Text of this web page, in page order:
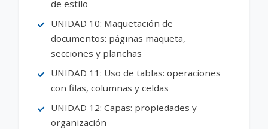
de estilo
UNIDAD 10: Maquetación de
documentos: páginas maqueta,
secciones y planchas
UNIDAD 11: Uso de tablas: operaciones
con filas, columnas y celdas
UNIDAD 12: Capas: propiedades y
organización